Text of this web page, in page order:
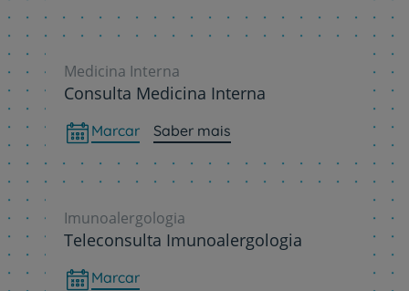
Medicina Interna
Consulta Medicina Interna
Marcar Saber mais
Imunoalergologia
Teleconsulta Imunoalergologia
Marcar